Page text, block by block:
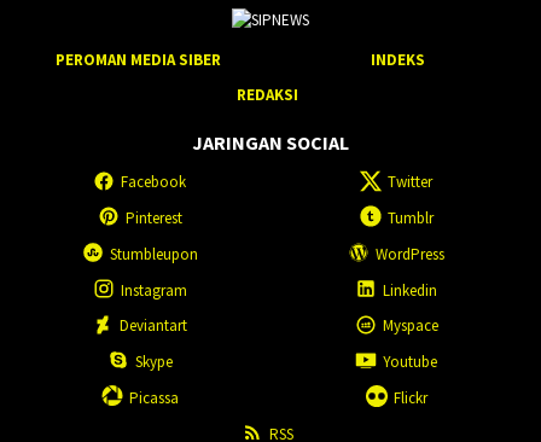
PEROMAN MEDIA SIBER
INDEKS
REDAKSI
JARINGAN SOCIAL
Facebook
Twitter
Pinterest
Tumblr
Stumbleupon
WordPress
Instagram
Linkedin
Deviantart
Myspace
Skype
Youtube
Picassa
Flickr
RSS